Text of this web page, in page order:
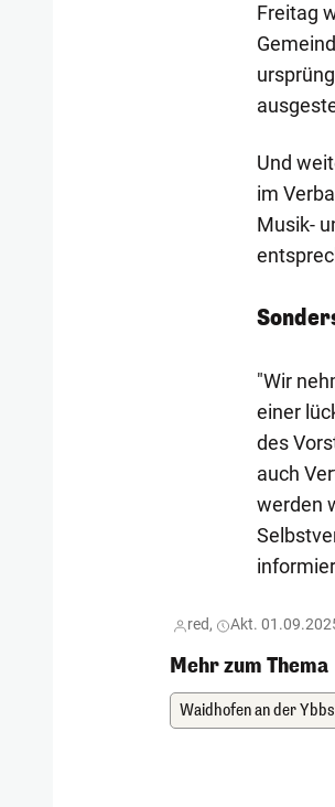
Freitag
Und
im
Musik-
"Wir
einer
des
auch
werden
red, Akt.
Mehr zum Thema
Waidhofen an der Ybbs